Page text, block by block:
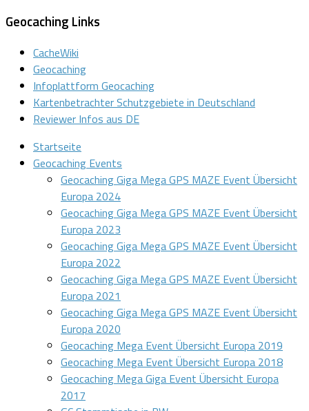
Geocaching Links
CacheWiki
Geocaching
Infoplattform Geocaching
Kartenbetrachter Schutzgebiete in Deutschland
Reviewer Infos aus DE
Startseite
Geocaching Events
Geocaching Giga Mega GPS MAZE Event Übersicht
Europa 2024
Geocaching Giga Mega GPS MAZE Event Übersicht
Europa 2023
Geocaching Giga Mega GPS MAZE Event Übersicht
Europa 2022
Geocaching Giga Mega GPS MAZE Event Übersicht
Europa 2021
Geocaching Giga Mega GPS MAZE Event Übersicht
Europa 2020
Geocaching Mega Event Übersicht Europa 2019
Geocaching Mega Event Übersicht Europa 2018
Geocaching Mega Giga Event Übersicht Europa
2017